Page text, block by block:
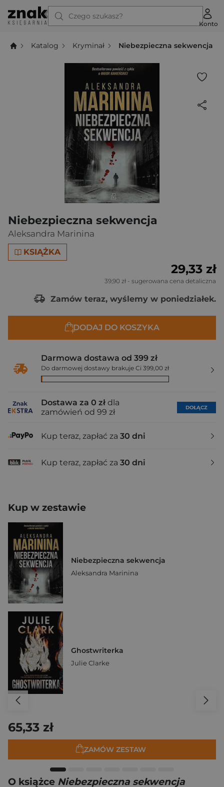
Czego szukasz?
Konto
Katalog Kryminał Niebezpieczna sekwencja
Niebezpieczna sekwencja
Aleksandra Marinina
KSIĄŻKA
29,33 zł
39,90 zł - sugerowana cena detaliczna
Zamów teraz, wyślemy w poniedziałek.
DODAJ DO KOSZYKA
Darmowa dostawa od 399 zł
Do darmowej dostawy brakuje Ci 399,00 zł
Dostawa za 0 zł dla
zamówień od 99 zł
DOŁĄCZ
Kup teraz, zapłać za 30 dni
Kup teraz, zapłać za 30 dni
Kup w zestawie
Niebezpieczna sekwencja
Aleksandra Marinina
Ghostwriterka
Julie Clarke
65,33 zł
ZAMÓW ZESTAW
O książce Niebezpieczna sekwencja